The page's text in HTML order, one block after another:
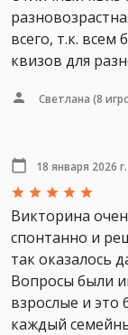
всего, т.к.
квизов для
Светлана (8
18 января 2026 г.
Викторина
спонтанно и
так оказалось
Вопросы были
взрослые и
каждый